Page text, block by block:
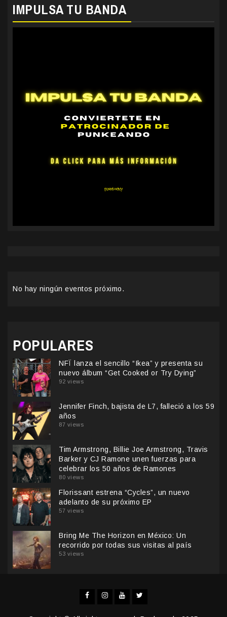
IMPULSA TU BANDA
No hay ningún eventos próximo.
POPULARES
NFÏ lanza el sencillo “Ikea” y presenta su
nuevo álbum “Get Cooked or Try Dying”
92 views
Jennifer Finch, bajista de L7, falleció a los 59
años
87 views
Tim Armstrong, Billie Joe Armstrong, Travis
Barker y CJ Ramone unen fuerzas para
celebrar los 50 años de Ramones
80 views
Florissant estrena “Cycles”, un nuevo
adelanto de su próximo EP
57 views
Bring Me The Horizon en México: Un
recorrido por todas sus visitas al país
53 views
Facebook
Instagram
YouTube
Twitter